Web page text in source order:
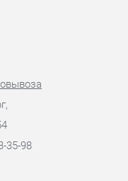
98
Екатеринбург